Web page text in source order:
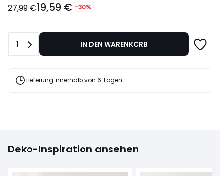
€
30%
Rabatt
27,99 €19,59 € -30%
Anzahl
1 IN DEN WARENKORB
Lieferung innerhalb von 6 Tagen
Deko-Inspiration ansehen